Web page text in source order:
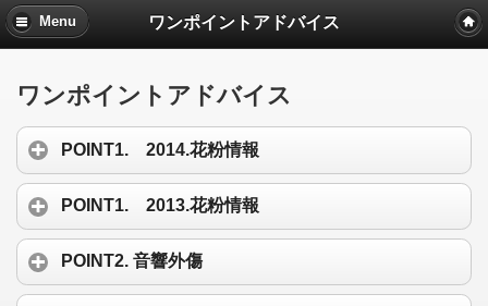
Menu ワンポイントアドバイス
ワンポイントアドバイス
POINT1. 2014.花粉情報
POINT1. 2013.花粉情報
POINT2. 音響外傷